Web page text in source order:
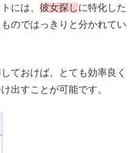
には、 彼女探しに特化した
のではっきりと分かれてい
ておけば、とても効率良く
出すことが可能です。